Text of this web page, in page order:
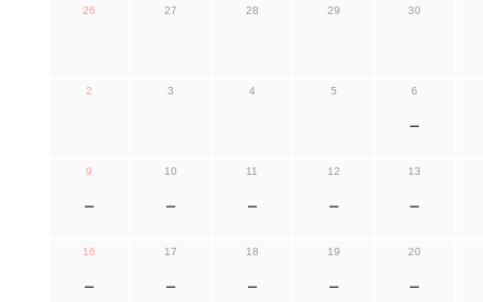
26 27 28 29 30
2 3 4 5 6
ー
9
ー
10
ー
11
ー
12
ー
13
ー
16
ー
17
ー
18
ー
19
ー
20
ー